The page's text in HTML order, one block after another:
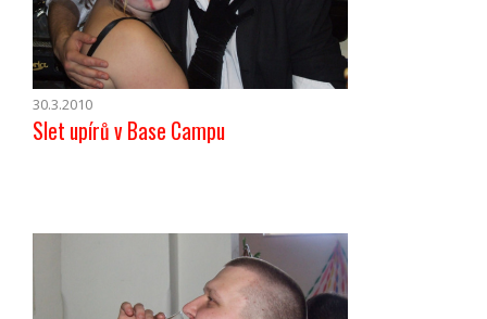
30.3.2010
Slet upírů v Base Campu